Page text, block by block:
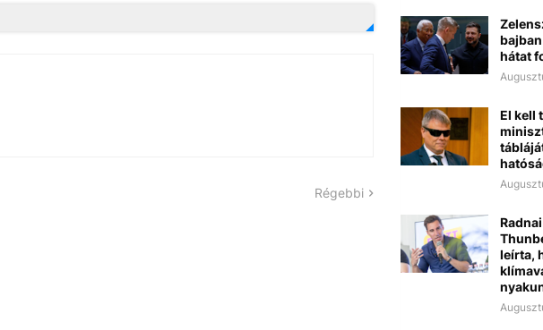
Régebbi
hátat
El kell
leírta,